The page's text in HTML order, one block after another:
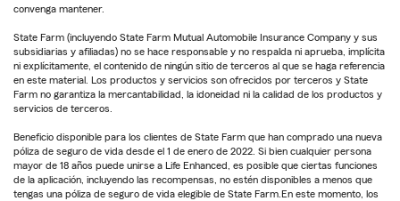
convenga mantener.
State Farm (incluyendo State Farm Mutual Automobile Insurance Company y sus
subsidiarias y afiliadas) no se hace responsable y no respalda ni aprueba, implícita
ni explícitamente, el contenido de ningún sitio de terceros al que se haga referencia
en este material. Los productos y servicios son ofrecidos por terceros y State
Farm no garantiza la mercantabilidad, la idoneidad ni la calidad de los productos y
servicios de terceros.
Beneficio disponible para los clientes de State Farm que han comprado una nueva
póliza de seguro de vida desde el 1 de enero de 2022. Si bien cualquier persona
mayor de 18 años puede unirse a Life Enhanced, es posible que ciertas funciones
de la aplicación, incluyendo las recompensas, no estén disponibles a menos que
tengas una póliza de seguro de vida elegible de State Farm.En este momento, los